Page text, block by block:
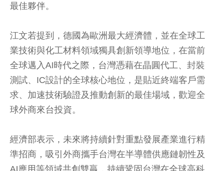
最佳夥伴。
江文若提到，德國為歐洲最大經濟體，並在全球工
業技術與化工材料領域獨具創新領導地位，在當前
全球邁入AI時代之際，台灣憑藉在晶圓代工、封裝
測試、IC設計的全球核心地位，是貼近終端客戶需
求、加速技術驗證及推動創新的最佳場域，歡迎全
球外商來台投資。
經濟部表示，未來將持續針對重點發展產業進行精
準招商，吸引外商攜手台灣在半導體供應鏈韌性及
AI應用等領域共創雙贏，持續鞏固台灣在全球高科